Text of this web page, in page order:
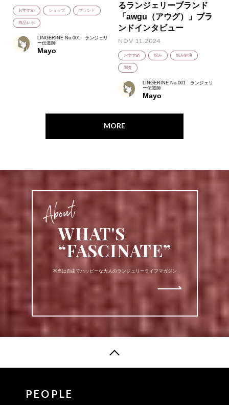
おすすめ ショップ ブランド
商品レポ
LINGERINE No.001 ランジェリ
ー伝道師
Mayo
るランジェリーブランド
「awgu（アウグ）」ブラ
ンドインタビュー
NOV 11.2024
おすすめ 悩み 悩み解決
調査
LINGERINE No.001 ランジェリ
ー伝道師
Mayo
MORE
WHAT'S
“FASCINATE”
本当は自由でハッピーな大人のランジェリーライフマガジン
PEOPLE